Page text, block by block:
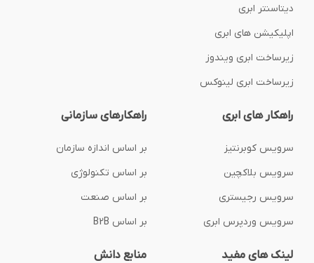
دیتاسنتر ابری
اپلیکیشن های ابری
زیرساخت ابری ویندوز
زیرساخت ابری لینوکس
راهکار های ابری
سرویس کوبرنتیز
سرویس بلاکچین
سرویس رجیستری
سرویس وردپرس ابری
راهکارهای سازمانی
بر اساس اندازه سازمان
بر اساس تکنولوژی
بر اساس صنعت
بر اساس B2B
لینک های مفید منابع دانش